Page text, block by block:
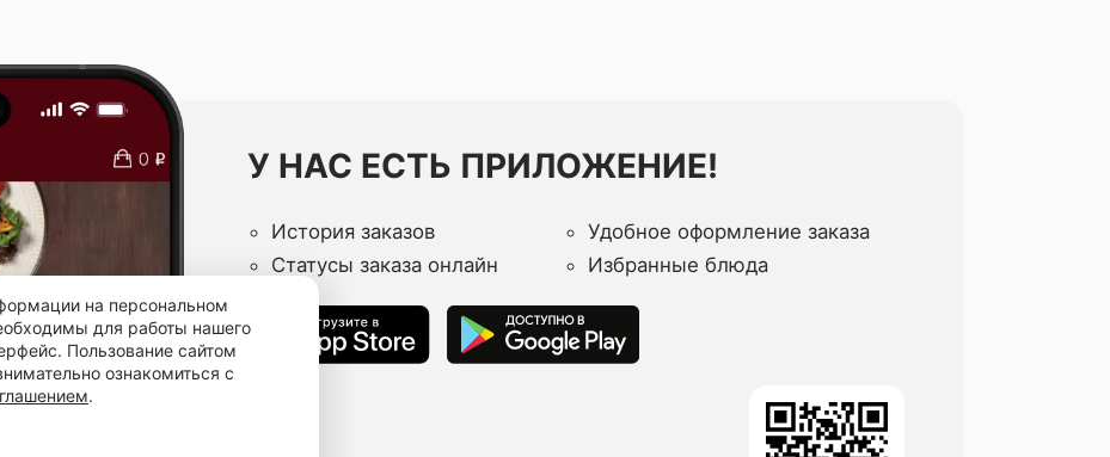
У НАС ЕСТЬ ПРИЛОЖЕНИЕ!
История заказов
Удобное оформление заказа
Статусы заказа онлайн
Избранные блюда
на персональном
для работы нашего
Пользование сайтом
ознакомиться с
.